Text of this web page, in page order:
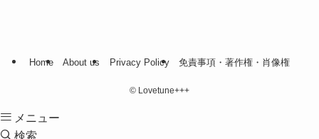
Home About us Privacy Policy 免責事項・著作権・肖像権
© Lovetune+++
メニュー
検索